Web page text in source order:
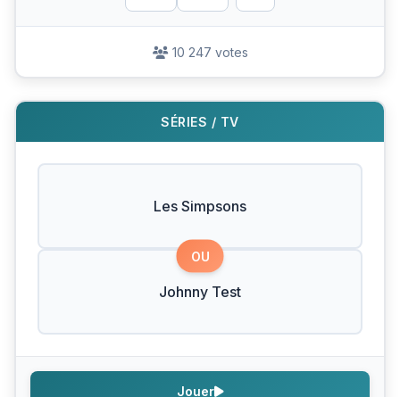
10 247 votes
SÉRIES / TV
Les Simpsons
OU
Johnny Test
Jouer